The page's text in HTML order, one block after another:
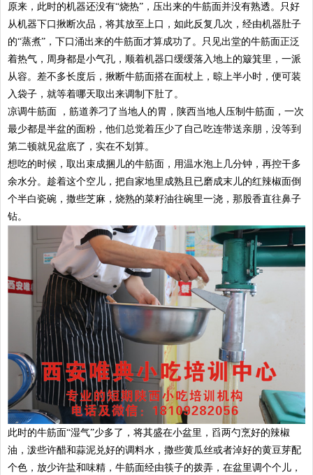
原来，此时的机器还没有“烧热”，压出来的牛筋面并没有熟透。只好
从机器下口揪断次品，将其放至上口，如此反复几次，经由机器肚子
的“蒸煮”，下口涌出来的牛筋面才算成功了。只见出堂的牛筋面正泛
着热气，周身都是小气孔，顺着机器口缓缓落入地上的簸箕里，一派
从容。差不多长度后，揪断牛筋面搭在面杖上，晾上半小时，便可装
入袋子，就等着哪天取出来调制下肚了。
凉调牛筋面 ，筋道养刁了当地人的胃，陕西当地人压制牛筋面，一次
最少都是半盆的面粉，他们总觉着压少了自己吃连带送亲朋，没等到
第二顿就见盆底了，实在不划算。
想吃的时候，取出束成捆儿的牛筋面，用温水泡上几分钟，再控干多
余水分。趁着这个空儿，把自家地里成熟且已磨成末儿的红辣椒面倒
个半白瓷碗，撒些芝麻，烧熟的菜籽油往碗里一浇，那股香直往鼻子
钻。
此时的牛筋面“湿气”少多了，将其盛在小盆里，舀两勺烹好的辣椒
油，泼些许醋和蒜泥兑好的调料水，撒些黄瓜丝或者淖好的黄豆芽配
个色，放少许盐和味精，牛筋面经由筷子的拨弄，在盆里调个个儿，